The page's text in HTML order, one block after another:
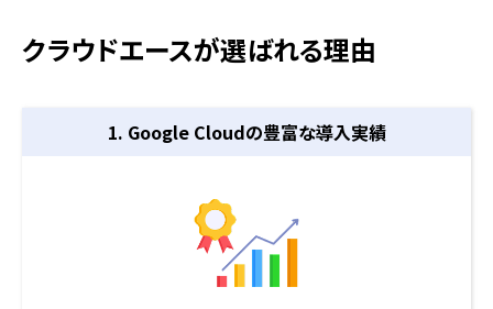
クラウドエースが選ばれる理由
1. Google Cloudの豊富な導入実績